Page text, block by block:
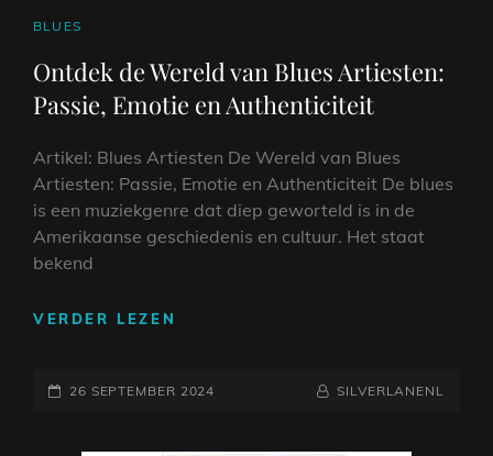
CAT
BLUES
Ontdek de Wereld van Blues Artiesten:
Passie, Emotie en Authenticiteit
Artikel: Blues Artiesten De Wereld van Blues
Artiesten: Passie, Emotie en Authenticiteit De blues
is een muziekgenre dat diep geworteld is in de
Amerikaanse geschiedenis en cultuur. Het staat
bekend
VERDER LEZEN
VAN
GEPLAATST
26 SEPTEMBER 2024 NAAMREGEL
BYLINE
SILVERLANENL